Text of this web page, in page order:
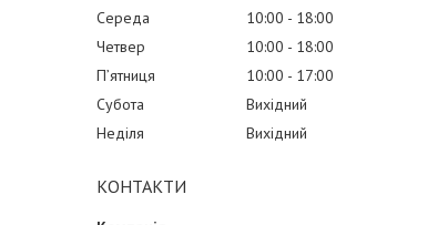
Середа
10:00
18:00
Четвер
10:00
18:00
Пʼятниця
10:00
17:00
Субота
Вихідний
Неділя
Вихідний
КОНТАКТИ